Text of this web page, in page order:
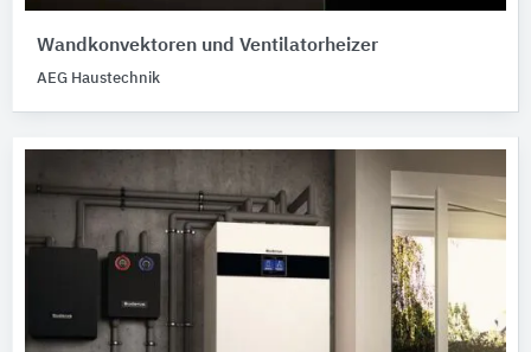
Wandkonvektoren und Ventilatorheizer
AEG Haustechnik